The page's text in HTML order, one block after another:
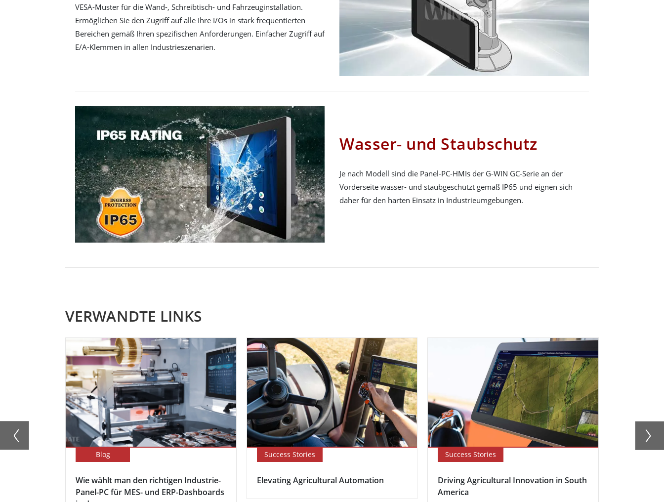
VESA-Muster für die Wand-, Schreibtisch- und Fahrzeuginstallation.
Ermöglichen Sie den Zugriff auf alle Ihre I/Os in stark frequentierten
Bereichen gemäß Ihren spezifischen Anforderungen. Einfacher Zugriff auf
E/A-Klemmen in allen Industrieszenarien.
Wasser- und Staubschutz
Je nach Modell sind die Panel-PC-HMIs der G-WIN GC-Serie an der
Vorderseite wasser- und staubgeschützt gemäß IP65 und eignen sich
daher für den harten Einsatz in Industrieumgebungen.
VERWANDTE LINKS
Blog
Wie wählt man den richtigen Industrie-
Panel-PC für MES- und ERP-Dashboards
Success Stories
Elevating Agricultural Automation
Success Stories
Driving Agricultural Innovation in South
America